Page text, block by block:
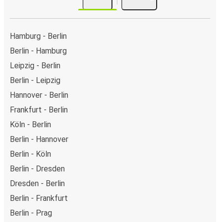
Hamburg - Berlin
Berlin - Hamburg
Leipzig - Berlin
Berlin - Leipzig
Hannover - Berlin
Frankfurt - Berlin
Köln - Berlin
Berlin - Hannover
Berlin - Köln
Berlin - Dresden
Dresden - Berlin
Berlin - Frankfurt
Berlin - Prag